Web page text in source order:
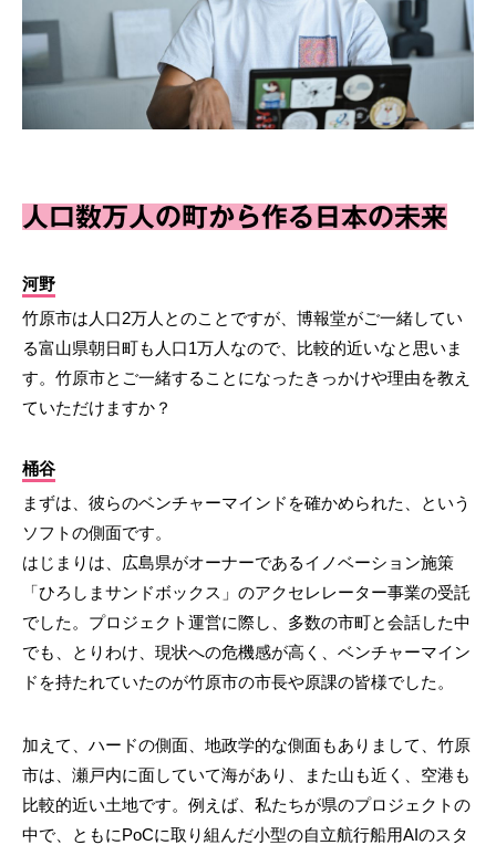
人口数万人の町から作る日本の未来
河野
竹原市は人口2万人とのことですが、博報堂がご一緒してい
る富山県朝日町も人口1万人なので、比較的近いなと思いま
す。竹原市とご一緒することになったきっかけや理由を教え
ていただけますか？
桶谷
まずは、彼らのベンチャーマインドを確かめられた、という
ソフトの側面です。
はじまりは、広島県がオーナーであるイノベーション施策
「ひろしまサンドボックス」のアクセレレーター事業の受託
でした。プロジェクト運営に際し、多数の市町と会話した中
でも、とりわけ、現状への危機感が高く、ベンチャーマイン
ドを持たれていたのが竹原市の市長や原課の皆様でした。
加えて、ハードの側面、地政学的な側面もありまして、竹原
市は、瀬戸内に面していて海があり、また山も近く、空港も
比較的近い土地です。例えば、私たちが県のプロジェクトの
中で、ともにPoCに取り組んだ小型の自立航行船用AIのスタ